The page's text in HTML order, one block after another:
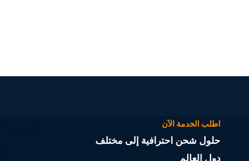
اطلب الخدمة الآن
حلول شحن احترافية إلى مختلف
دول العالم